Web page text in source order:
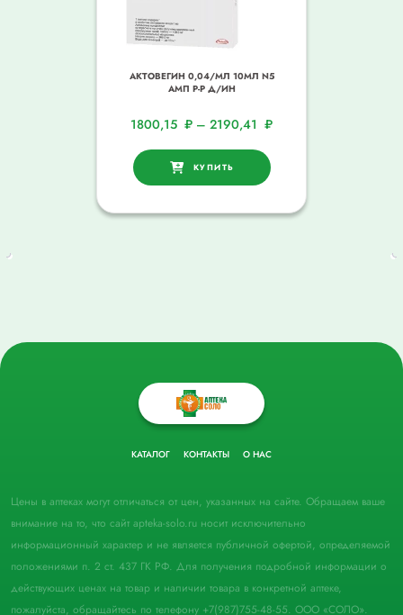
АКТОВЕГИН 0,04/МЛ 10МЛ N5
АМП Р-Р Д/ИН
1800,15 ₽ – 2190,41 ₽
КУПИТЬ
КАТАЛОГ КОНТАКТЫ О НАС
Цены в аптеках могут отличаться от цен, указанных на сайте. Обращаем ваше
внимание на то, что сайт apteka-solo.ru носит исключительно
информационный характер и не является публичной офертой, определяемой
положениями п. 2 ст. 437 ГК РФ. Для получения подробной информации о
действующих ценах на товар и наличии товара в конкретной аптеке,
пожалуйста, обращайтесь по телефону +7(987)755-48-55. ООО «СОЛО».